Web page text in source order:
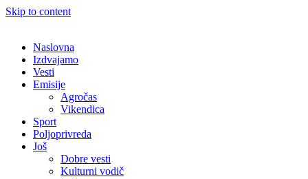
Skip to content
Naslovna
Izdvajamo
Vesti
Emisije
Agročas
Vikendica
Sport
Poljoprivreda
Još
Dobre vesti
Kulturni vodič